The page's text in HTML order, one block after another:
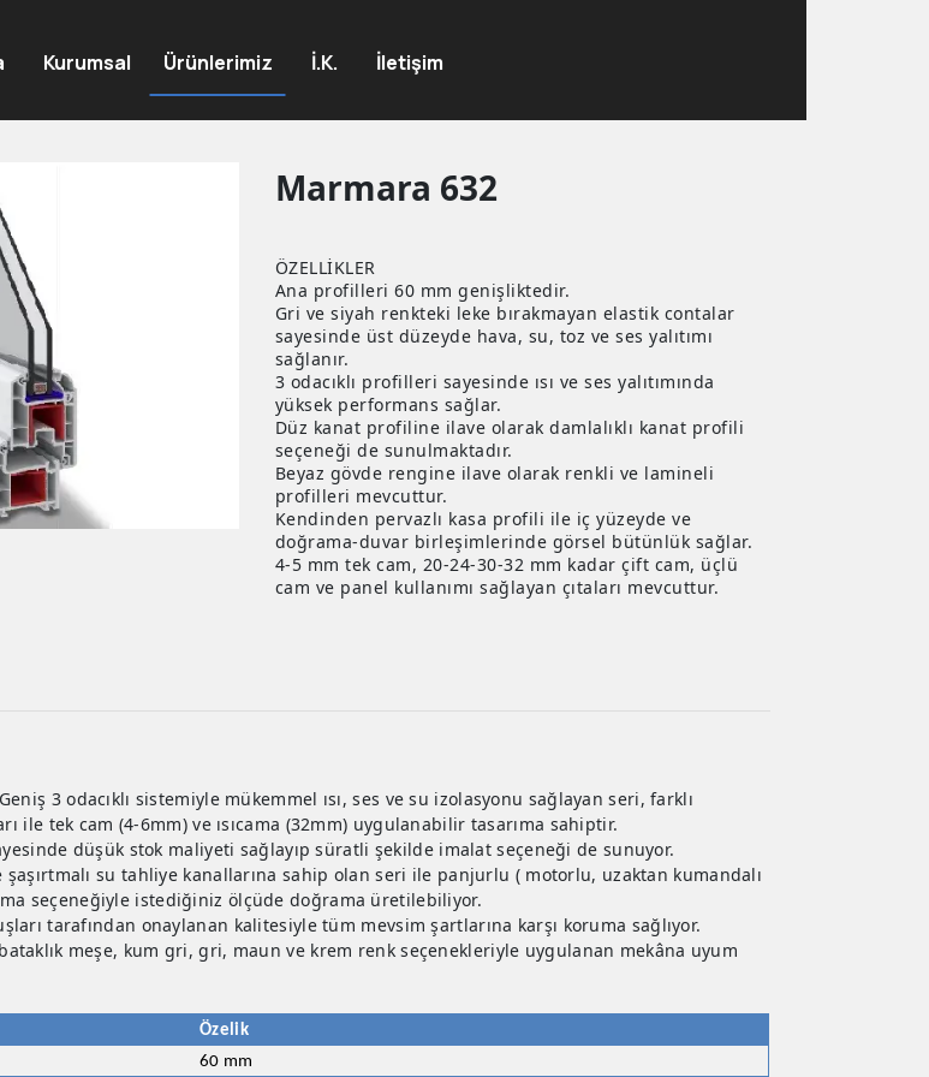
Marmara 632
ÖZELLİKLER
Ana profilleri 60 mm genişliktedir.
Gri ve siyah renkteki leke bırakmayan elastik contalar
sayesinde üst düzeyde hava, su, toz ve ses yalıtımı
sağlanır.
3 odacıklı profilleri sayesinde ısı ve ses yalıtımında
yüksek performans sağlar.
Düz kanat profiline ilave olarak damlalıklı kanat profili
seçeneği de sunulmaktadır.
Beyaz gövde rengine ilave olarak renkli ve lamineli
profilleri mevcuttur.
Kendinden pervazlı kasa profili ile iç yüzeyde ve
doğrama-duvar birleşimlerinde görsel bütünlük sağlar.
4-5 mm tek cam, 20-24-30-32 mm kadar çift cam, üçlü
cam ve panel kullanımı sağlayan çıtaları mevcuttur.
3 odacıklı sistemiyle mükemmel ısı, ses ve su izolasyonu sağlayan seri, farklı
ile tek cam (4-6mm) ve ısıcama (32mm) uygulanabilir tasarıma sahiptir.
düşük stok maliyeti sağlayıp süratli şekilde imalat seçeneği de sunuyor.
şaşırtmalı su tahliye kanallarına sahip olan seri ile panjurlu ( motorlu, uzaktan kumandalı
seçeneğiyle istediğiniz ölçüde doğrama üretilebiliyor.
tarafından onaylanan kalitesiyle tüm mevsim şartlarına karşı koruma sağlıyor.
meşe, kum gri, gri, maun ve krem renk seçenekleriyle uygulanan mekâna uyum
Özelik
60 mm
Kurumsal Ürünlerimiz İ.K. İletişim